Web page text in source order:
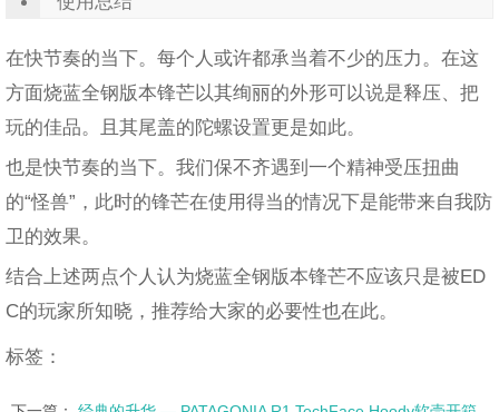
在快节奏的当下。每个人或许都承当着不少的压力。在这
方面烧蓝全钢版本锋芒以其绚丽的外形可以说是释压、把
玩的佳品。且其尾盖的陀螺设置更是如此。
也是快节奏的当下。我们保不齐遇到一个精神受压扭曲
的“怪兽”，此时的锋芒在使用得当的情况下是能带来自我防
卫的效果。
结合上述两点个人认为烧蓝全钢版本锋芒不应该只是被ED
C的玩家所知晓，推荐给大家的必要性也在此。
标签：